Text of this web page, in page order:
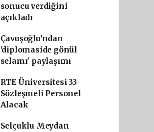
sonucu verdiğini
açıkladı
Çavuşoğlu'ndan
'diplomaside gönül
selamı' paylaşımı
RTE Üniversitesi 33
Sözleşmeli Personel
Alacak
Selçuklu Meydan